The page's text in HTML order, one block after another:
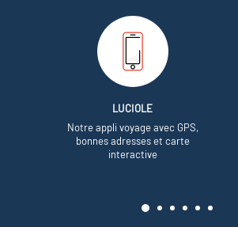
LUCIOLE
Notre appli voyage avec GPS,
bonnes adresses et carte
interactive